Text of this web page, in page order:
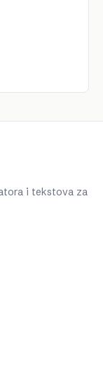
i tekstova za